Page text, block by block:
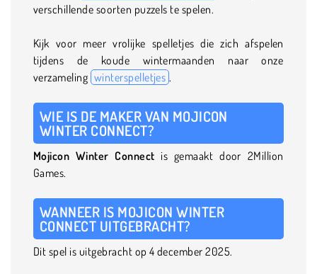
verschillende soorten puzzels te spelen.
Kijk voor meer vrolijke spelletjes die zich afspelen
tijdens de koude wintermaanden naar onze
verzameling winterspelletjes .
WIE IS DE MAKER VAN MOJICON
WINTER CONNECT?
Mojicon Winter Connect is gemaakt door 2Million
Games.
WANNEER IS MOJICON WINTER
CONNECT UITGEBRACHT?
Dit spel is uitgebracht op 4 december 2025.